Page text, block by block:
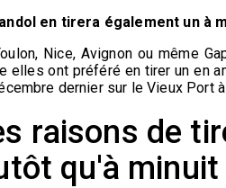
en tirera également un à
Nice, Avignon ou même
elles ont préféré en tirer un en
dernier sur le Vieux Port
raisons de
qu'à minuit